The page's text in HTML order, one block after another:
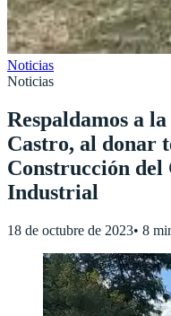
Noticias
Noticias
Respaldamos a
Castro, al donar
Construcción
Industrial
18 de octubre de 2023• 8